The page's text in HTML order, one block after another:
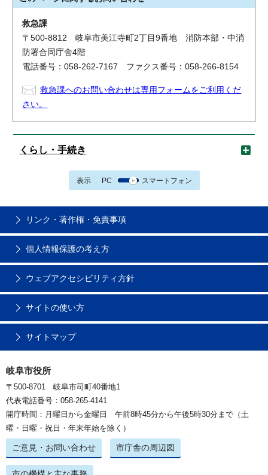
救急課
〒500-8812 岐阜市美江寺町2丁目9番地 消防本部・中消
防署合同庁舎4階
電話番号：058-262-7167 ファクス番号：058-266-8154
救急課へのお問い合わせは専用フォームをご利用くだ
さい。
くらし・手続き
表示 PC スマートフォン
リンク・著作権・免責事項
個人情報保護の考え方
ウェブアクセシビリティ方針
サイトの使い方
サイトマップ
岐阜市役所
〒500-8701 岐阜市司町40番地1
代表電話番号：058-265-4141
開庁時間：月曜日から金曜日 午前8時45分から午後5時30分まで（土
曜・日曜・祝日・年末年始を除く）
ご意見・お問い合わせ 市庁舎の周辺図